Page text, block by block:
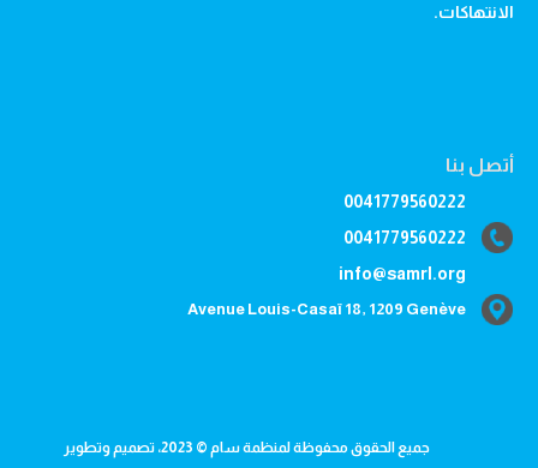
الانتهاكات.
أتصل بنا
0041779560222
0041779560222
info@samrl.org
Avenue Louis-Casaï 18, 1209 Genève
جميع الحقوق محفوظة لمنظمة سام © 2023، تصميم وتطوير